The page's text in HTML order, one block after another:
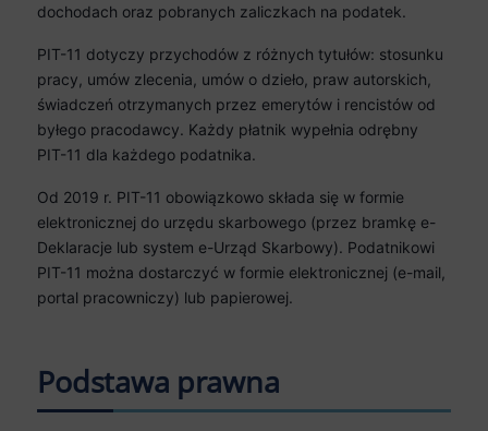
dochodach oraz pobranych zaliczkach na podatek.
PIT-11 dotyczy przychodów z różnych tytułów: stosunku
pracy, umów zlecenia, umów o dzieło, praw autorskich,
świadczeń otrzymanych przez emerytów i rencistów od
byłego pracodawcy. Każdy płatnik wypełnia odrębny
PIT-11 dla każdego podatnika.
Od 2019 r. PIT-11 obowiązkowo składa się w formie
elektronicznej do urzędu skarbowego (przez bramkę e-
Deklaracje lub system e-Urząd Skarbowy). Podatnikowi
PIT-11 można dostarczyć w formie elektronicznej (e-mail,
portal pracowniczy) lub papierowej.
Podstawa prawna